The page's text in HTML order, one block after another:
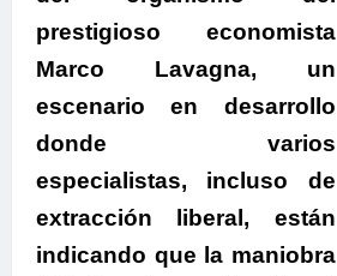
prestigioso economista
Marco Lavagna, un
escenario en desarrollo
donde varios
especialistas, incluso de
extracción liberal, están
indicando que la maniobra